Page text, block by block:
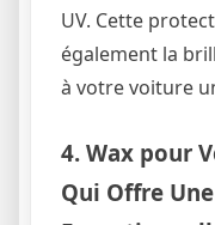
UV. Cette
également la
à votre voiture
4. Wax pour
Qui Offre